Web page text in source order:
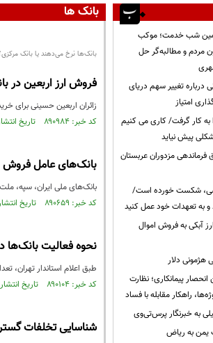
بانک ها
بانک‌ها نرخ می‌دهند یا بانک
فروش ارز اربعین در بانک‌ها ۲ میلیون گران‌تر
زائران اربعین حسینی برای خرید ۲۰۰ هزار دینار از بانک‌ها باید حدود ۲۵ میلیون و ۵۰۰ هزار تومان هزینه کنند که این مبلغ دو میلیون بیشتر از
کد خبر: ۸۹۰۹۸۴ تاریخ انتشار : ۱۴۰۵/۰۴/۲۲
بانک‌های عامل فروش
بانک‌های ملی ایران، سپه،
کد خبر: ۸۹۰۶۵۹ تاریخ انتشار : ۱۴۰۵/۰۴/۱۷
نحوه فعالیت بانک‌ها در روزهای
طبق اعلام استاندار تهران، تعدادی از شعب بانک‌ها در روزهای ۱۳،
کد خبر: ۸۹۰۱۰۴ تاریخ انتشار : ۱۴۰۵/۰۴/۰۸
شناسایی تخلفات
شب خدمت؛ موکب
مردم و مطالبه‌گر حل
درباره تغییر سهم دریای
امتیاز
را به کار گرفت/ کاری می کنیم
پیش نیاید
فرماندهی مزدوران عربستان
شکست خورده است/
و به تعهدات خود عمل کنید
آبکی به فروش اموال
هژمونی دلار
پیمانکاری؛ نظارت
راهکار مقابله با فساد
به خبرنگار پرس‌تی‌وی
یمن به ریاض